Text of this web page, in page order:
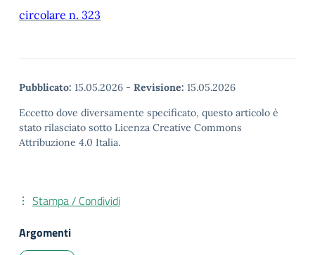
circolare n. 323
Pubblicato: 15.05.2026 - Revisione: 15.05.2026
Eccetto dove diversamente specificato, questo articolo è
stato rilasciato sotto Licenza Creative Commons
Attribuzione 4.0 Italia.
Stampa / Condividi
Argomenti